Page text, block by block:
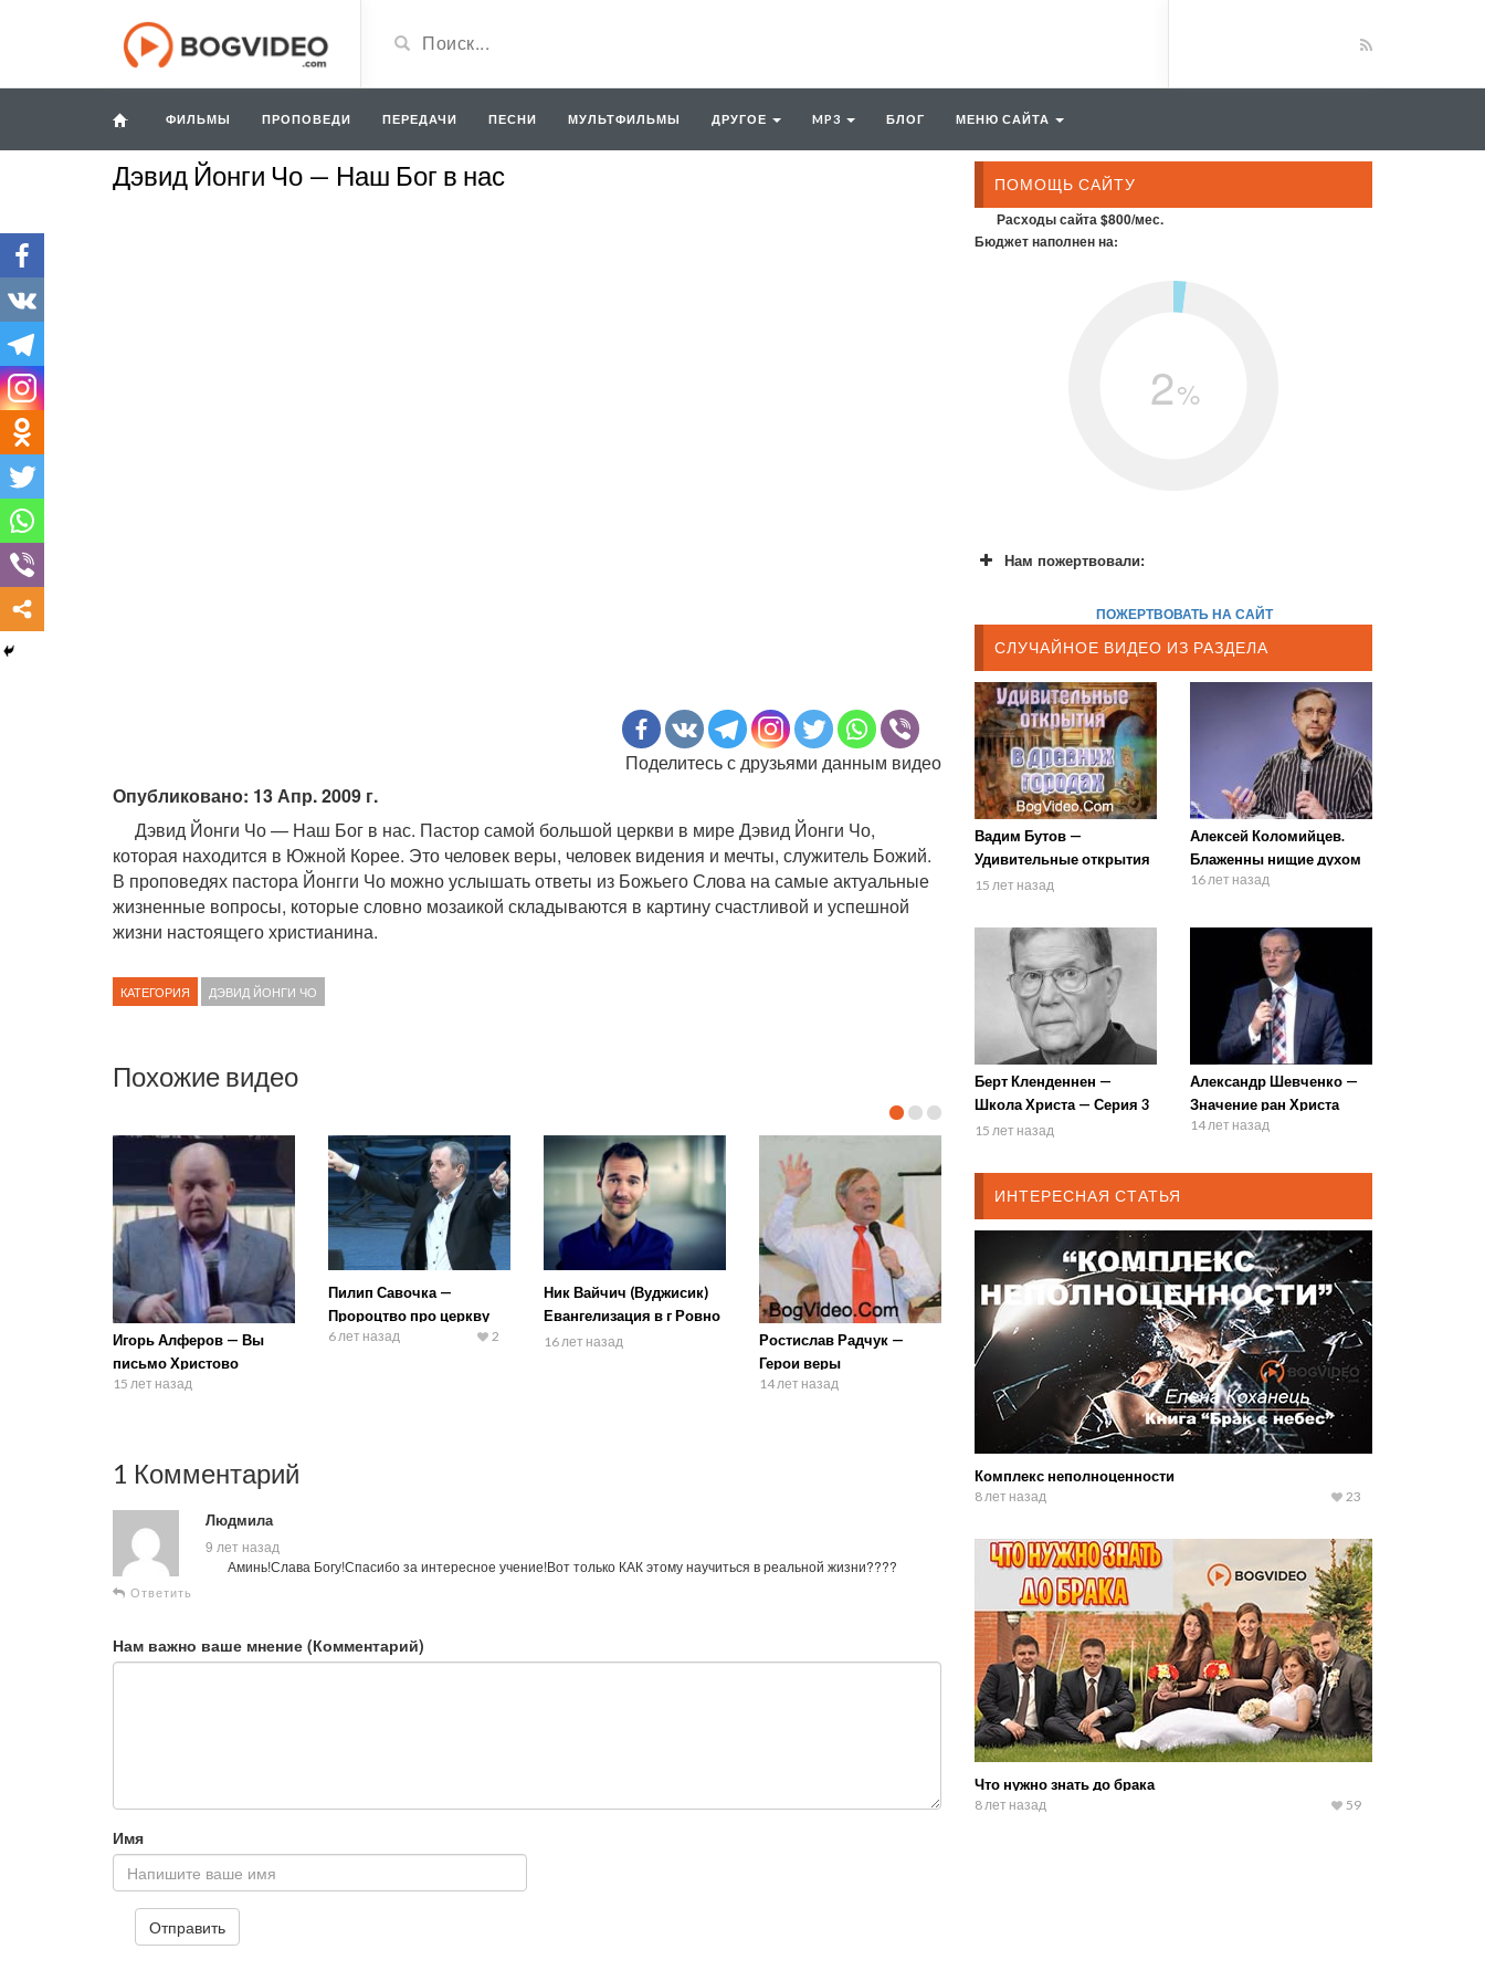
ФИЛЬМЫ ПРОПОВЕДИ ПЕРЕДАЧИ ПЕСНИ МУЛЬТФИЛЬМЫ ДРУГОЕ MP3 БЛОГ МЕНЮ САЙТА
Дэвид Йонги Чо — Наш Бог в нас
Поделитесь с друзьями данным видео
Опубликовано: 13 Апр. 2009 г.
Дэвид Йонги Чо — Наш Бог в нас. Пастор самой большой церкви в мире Дэвид Йонги Чо,
которая находится в Южной Корее. Это человек веры, человек видения и мечты, служитель Божий.
В проповедях пастора Йонгги Чо можно услышать ответы из Божьего Слова на самые актуальные
жизненные вопросы, которые словно мозаикой складываются в картину счастливой и успешной
жизни настоящего христианина.
КАТЕГОРИЯ ДЭВИД ЙОНГИ ЧО
Похожие видео
Игорь Алферов — Вы
письмо Христово
15 лет назад
Пилип Савочка —
Пророцтво про церкву
6 лет назад 2
Ник Вайчич (Вуджисик)
Евангелизация в г Ровно
Украина 2008г
16 лет назад
Ростислав Радчук —
Герои веры
14 лет назад
1 Комментарий
Людмила
9 лет назад
Аминь!Слава Богу!Спасибо за интересное учение!Вот только КАК этому научиться в реальной жизни????
Ответить
Нам важно ваше мнение (Комментарий)
Имя
ПОМОЩЬ САЙТУ
Расходы сайта $800/мес.
Бюджет наполнен на:
2%
Нам пожертвовали:
ПОЖЕРТВОВАТЬ НА САЙТ
СЛУЧАЙНОЕ ВИДЕО ИЗ РАЗДЕЛА
Вадим Бутов —
Удивительные открытия
в древних городах 3
15 лет назад
Алексей Коломийцев.
Блаженны нищие духом
16 лет назад
Берт Кленденнен —
Школа Христа — Серия 3
— Кровь 2
15 лет назад
Александр Шевченко —
Значение ран Христа
14 лет назад
ИНТЕРЕСНАЯ СТАТЬЯ
Комплекс неполноценности
8 лет назад 23
Что нужно знать до брака
8 лет назад 59